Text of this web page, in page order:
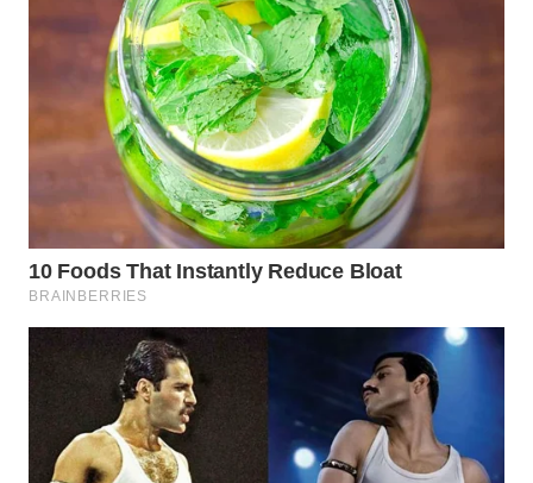
BOGOR
WN
DEPOK
WN
SAMOSIR